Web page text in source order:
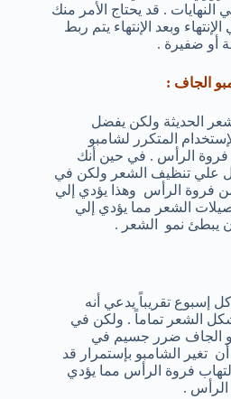
النهايات . قد يحتاج الأمر منك
وبعد الإنتهاء يتم ربط
أو ضفيرة .
الحديثة ولكن يفضل
المتكرر لشامبو
فروة الرأس . في حين أنك
علي تنظيف الشعر ولكن في
فروة الرأس وهذا يؤدي إلي
الشعر مما يؤدي إلي
يبطئ نمو الشعر .
إسبوع تقريباً يدعي أنه
شكل الشعر تماماً . ولكن في
الجاف ضرر جسيم في
تغير الشامبو بإستمرار قد
فروة الرأس مما يؤدي
الرأس .